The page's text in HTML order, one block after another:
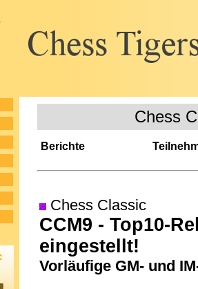
Chess
Berichte
Chess Classic
CCM9 - Top10-
eingestellt!
Vorläufige GM- und